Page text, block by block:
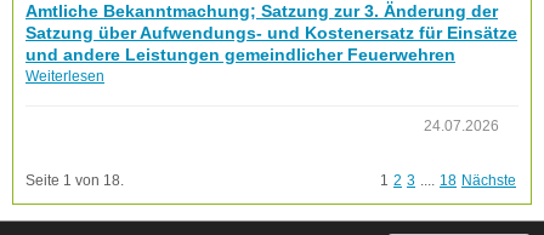
Amtliche Bekanntmachung; Satzung zur 3. Änderung der
Satzung über Aufwendungs- und Kostenersatz für Einsätze
und andere Leistungen gemeindlicher Feuerwehren
Weiterlesen
24.07.2026
Seite 1 von 18. 1 2 3 .... 18 Nächste